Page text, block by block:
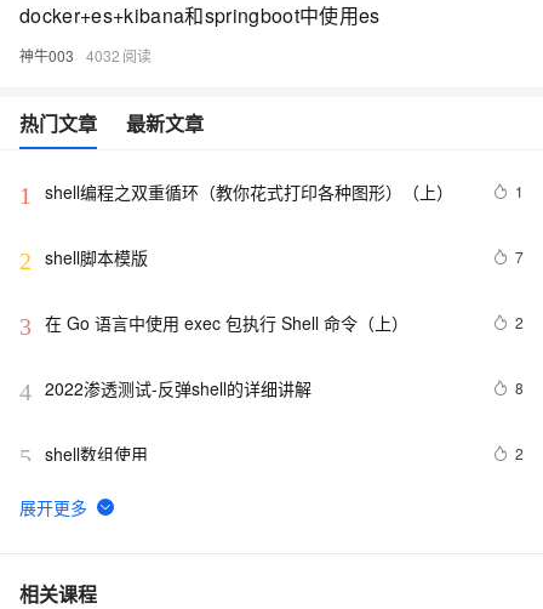
docker+es+kibana和springboot中使用es
神牛003 4032
热门文章 最新文章
1 shell编程之双重循环（教你花式打印各种图形）（上） 1
2 shell脚本模版 7
3 在 Go 语言中使用 exec 包执行 Shell 命令（上） 2
4 2022渗透测试-反弹shell的详细讲解 8
5 shell数组使用 2
6 Unix整理笔记——基本shell脚本编程——里程碑M14
7 shell脚本之一
相关课程